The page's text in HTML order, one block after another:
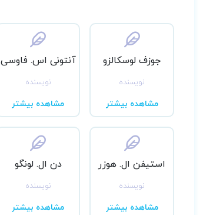
جوزف لوسکالزو
نویسنده
مشاهده بیشتر
آنتونی اس. فاوسی
نویسنده
مشاهده بیشتر
استیفن ال. هوزر
نویسنده
مشاهده بیشتر
دن ال. لونگو
نویسنده
مشاهده بیشتر